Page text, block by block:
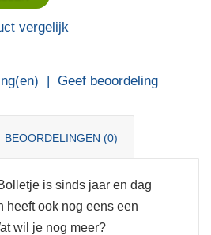
vergelijk
| Geef beoordeling
BEOORDELINGEN (0)
is sinds jaar en dag
heeft ook nog eens een
wil je nog meer?